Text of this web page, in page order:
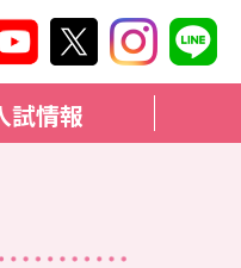
試情報